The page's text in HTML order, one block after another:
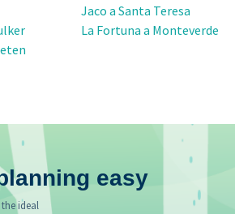
Jaco a Santa Teresa
La Fortuna a Monteverde
easy
ideal